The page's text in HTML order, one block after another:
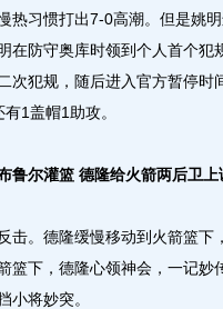
习惯打出7-0高潮。但是姚明
在防守奥库时领到个人首个犯
次犯规，随后进入官方暂停时
1盖帽1助攻。
鲁尔灌篮 德隆给火箭两后卫上
。德隆缓慢移动到火箭篮下
篮下，德隆心领神会，一记妙
小将妙突。